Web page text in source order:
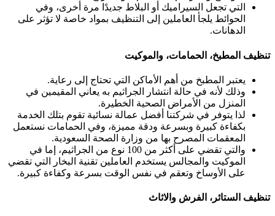
التي تجعل السيراميك أو البلاط جديدًا مرة أخرى، وفي
الحوائط يلجأ العاملين إلى التنظيف بمواد خاصة لا تؤثر على
الدهانات.
تنظيف المطبخ، الحمامات، والموكيت
يعتبر المطبخ من أهم الأماكن التي تحتاج إلى رعاية.
وذلك لأنه في حالة انتشار الجراثيم به يعاني المقيمين في
المنزل من الأمراض الصحية الخطيرة.
لذا يتوفر في شركتنا أفضل عمالة نسائية تقوم بتلك الخدمة
بكفاءة كبيرة وبسرعة ودقة مميزة، وفي الحمامات نستعمل
المعقمات المصرح بها من وزارة الصحة السعودية.
والتي تقضي على أكثر من 100 نوع من الجراثيم، إما في
الموكيت والمجالس يستخدم العاملين تقنية البخار التي تقضي
على الأوساخ وتعقم في نفس الوقت بسرعة وكفاءة كبيرة.
تنظيف الستائر، الفرش والاثاث